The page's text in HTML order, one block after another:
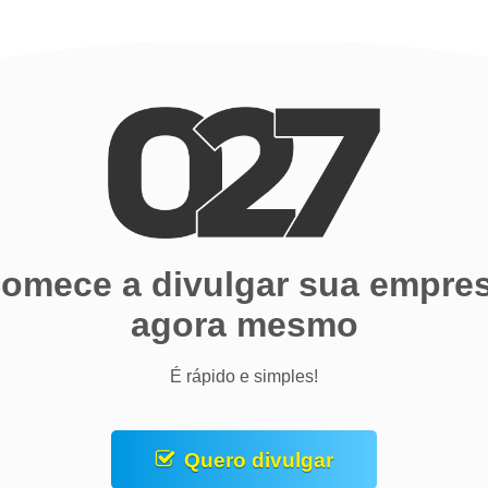
a divulgar sua
agora mesmo
É rápido e simples!
Quero divulgar